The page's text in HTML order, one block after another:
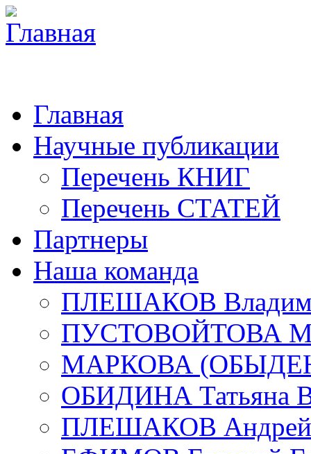
Главная
Научные публикации
Перечень КНИГ
Перечень СТАТЕЙ
Партнеры
Наша команда
ПЛЕШАКОВ
ПУСТОВОЙТОВА
МАРКОВА
ОБИДИНА Татьяна
ПЛЕШАКОВ Андрей